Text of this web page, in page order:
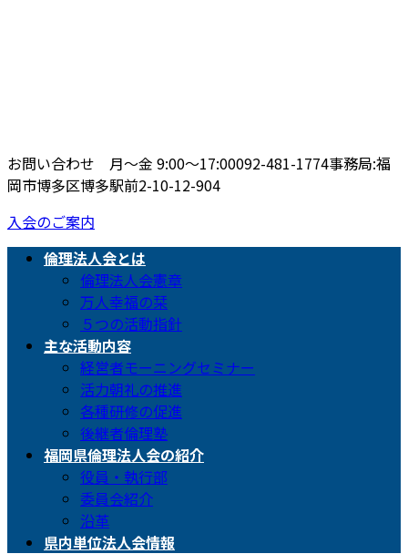
お問い合わせ 月〜金 9:00〜17:00092-481-1774事務局:福
岡市博多区博多駅前2-10-12-904
入会のご案内
倫理法人会とは
倫理法人会憲章
万人幸福の栞
５つの活動指針
主な活動内容
経営者モーニングセミナー
活力朝礼の推進
各種研修の促進
後継者倫理塾
福岡県倫理法人会の紹介
役員・執行部
委員会紹介
沿革
県内単位法人会情報